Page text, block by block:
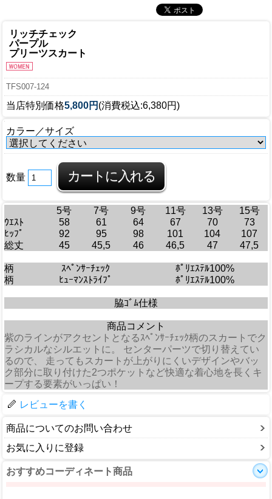
リッチチェック
パープル
プリーツスカート
TFS007-124
当店特別価格5,800円 (消費税込:6,380円)
カラー／サイズ
数量
5号 7号 9号 11号 13号
15号
ｳｴｽﾄ
58 61 64 67 70
73
ﾋｯﾌﾟ
92 95 98 101 104
107
総丈
45 45,5 46 46,5 47 47,5
柄 ｽﾍﾟﾝｻｰﾁｪｯｸ
ﾎﾟﾘｴｽﾃﾙ100%
柄
ﾋｭｰﾏﾝｽﾄﾗｲﾌﾟ ﾎﾟﾘｴｽﾃﾙ100%
脇ｺﾞﾑ仕様
商品コメント
紫のラインがアクセントとなるｽﾍﾟﾝｻｰﾁｪｯｸ柄のスカートでク
ラシカルなシルエットに。 センターパーツで切り替えてい
るので、 走ってもスカートが上がりにくいデザインやバッ
ク部分に取り付けた2つポケットなど快適な着心地を長くキ
ープする要素がいっぱい！
レビューを書く
商品についてのお問い合わせ
お気に入りに登録
おすすめコーディネート商品